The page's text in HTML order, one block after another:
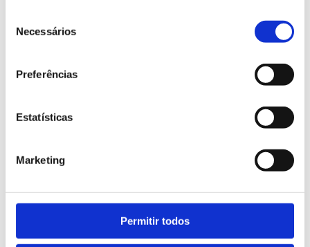
Necessários
Preferências
Estatísticas
Marketing
Permitir todos
Because in a company with more than seven
decades of history 📜, solidity is built from within.
At Ruy de Lacerda, the day-to-day is not just
It is the structure that allows stable growth 🚀.